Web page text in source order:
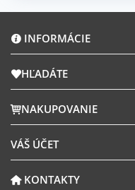
INFORMÁCIE
HĽADÁTE
NAKUPOVANIE
VÁŠ ÚČET
KONTAKTY